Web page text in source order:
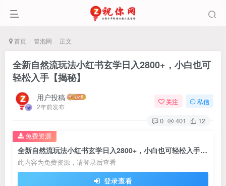
首页 冒泡网 正文
全新自然流玩法小红书玄学日入2800+，小白也可
轻松入手【揭秘】
用户投稿
2年前发布
关注 私信
0 401 12
全新自然流玩法小红书玄学日入2800+，小白也可轻松入手【揭秘】
此内容为免费资源，请登录后查看
登录查看
免费资源